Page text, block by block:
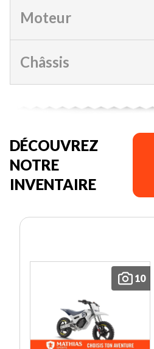
Moteur
Châssis
DÉCOUVREZ
NOTRE
INVENTAIRE
10